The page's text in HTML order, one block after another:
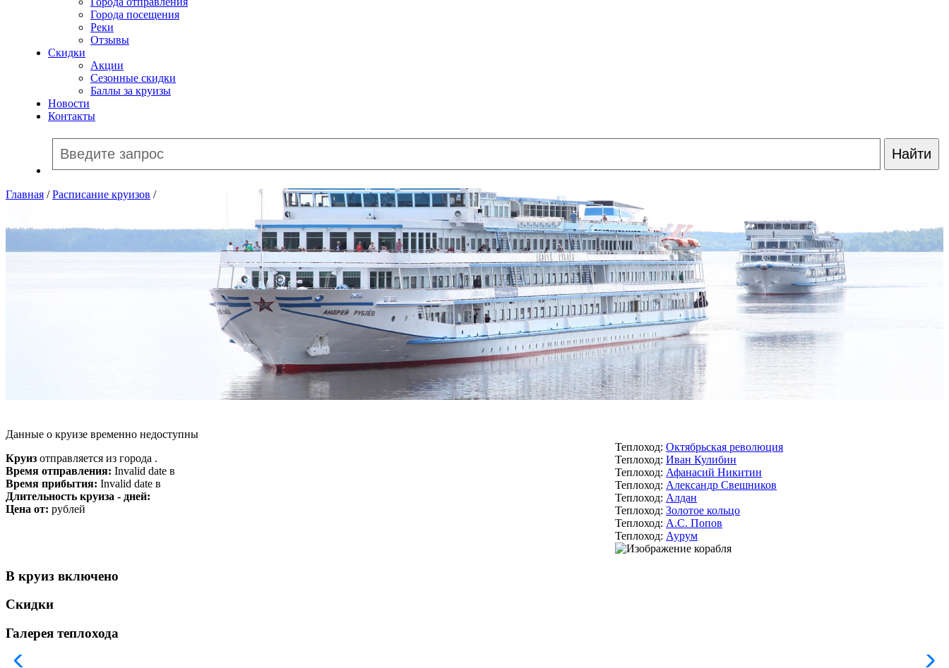
Города посещения
Реки
Отзывы
Скидки
Акции
Сезонные скидки
Баллы за круизы
Новости
Контакты
Главная /Расписание круизов /
Данные о круизе временно недоступны
Круиз отправляется из города .
Время отправления: Invalid date в
Время прибытия: Invalid date в
Длительность круиза - дней:
Цена от: рублей
Теплоход:Октябрьская революция
Теплоход:Иван Кулибин
Теплоход: Афанасий Никитин
Теплоход: Александр Свешников
Теплоход: Алдан
Теплоход:Золотое кольцо
Теплоход: А.С. Попов
Теплоход: Аурум
В круиз включено
Скидки
Галерея теплохода